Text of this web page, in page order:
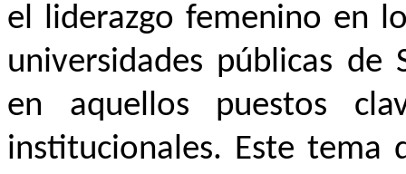
el liderazgo femenino en
universidades públicas de
en aquellos puestos
institucionales. Este tema